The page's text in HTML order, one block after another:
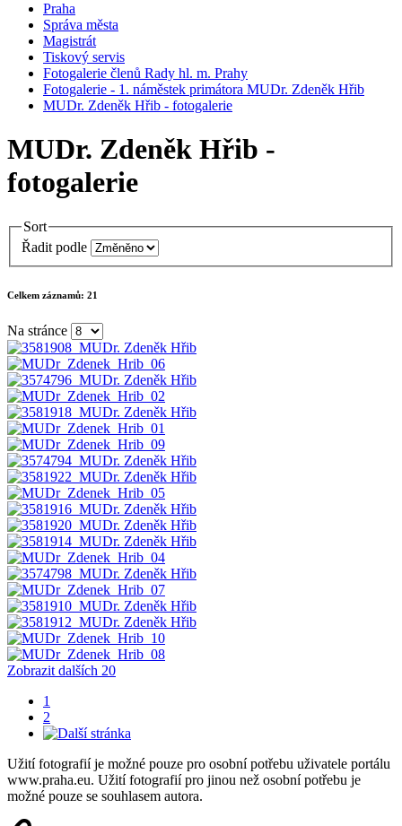
Praha
Správa města
Magistrát
Tiskový servis
Fotogalerie členů Rady hl. m. Prahy
Fotogalerie - 1. náměstek primátora MUDr. Zdeněk Hřib
MUDr. Zdeněk Hřib - fotogalerie
MUDr. Zdeněk Hřib -
fotogalerie
Sort
Řadit podle
Celkem záznamů: 21
Na stránce
Zobrazit dalších 20
1
2
Užití fotografií je možné pouze pro osobní potřebu uživatele portálu
www.praha.eu. Užití fotografií pro jinou než osobní potřebu je
možné pouze se souhlasem autora.